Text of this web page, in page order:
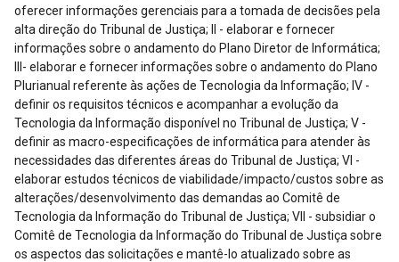
oferecer informações gerenciais para a tomada de decisões pela
alta direção do Tribunal de Justiça; II - elaborar e fornecer
informações sobre o andamento do Plano Diretor de Informática;
III- elaborar e fornecer informações sobre o andamento do Plano
Plurianual referente às ações de Tecnologia da Informação; IV -
definir os requisitos técnicos e acompanhar a evolução da
Tecnologia da Informação disponível no Tribunal de Justiça; V -
definir as macro-especificações de informática para atender às
necessidades das diferentes áreas do Tribunal de Justiça; VI -
elaborar estudos técnicos de viabilidade/impacto/custos sobre as
alterações/desenvolvimento das demandas ao Comitê de
Tecnologia da Informação do Tribunal de Justiça; VII - subsidiar o
Comitê de Tecnologia da Informação do Tribunal de Justiça sobre
os aspectos das solicitações e mantê-lo atualizado sobre as